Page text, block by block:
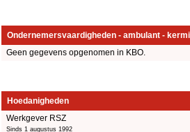
Ondernemersvaardigheden - ambulant -
Geen gegevens opgenomen in KBO.
Hoedanigheden
Werkgever RSZ
Sinds 1 augustus 1992